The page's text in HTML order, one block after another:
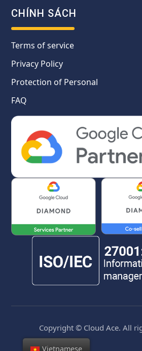
CHÍNH SÁCH
Terms of service
Privacy Policy
Protection of Personal
FAQ
Copyright © Cloud Ace. All
Vietnamese